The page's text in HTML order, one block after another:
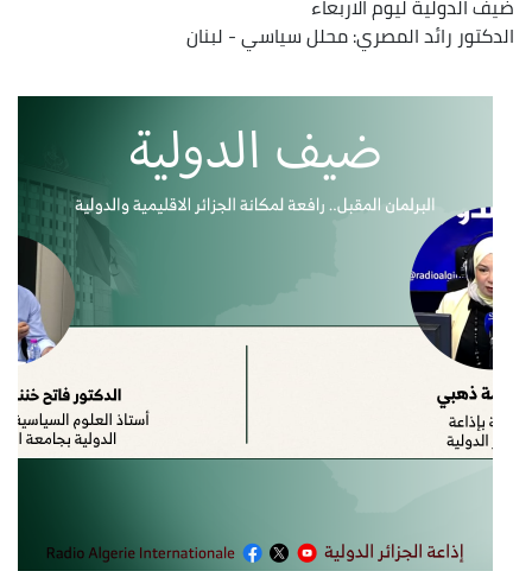
ضيف الدولية ليوم الاربعاء
الدكتور رائد المصري: محلل سياسي - لبنان